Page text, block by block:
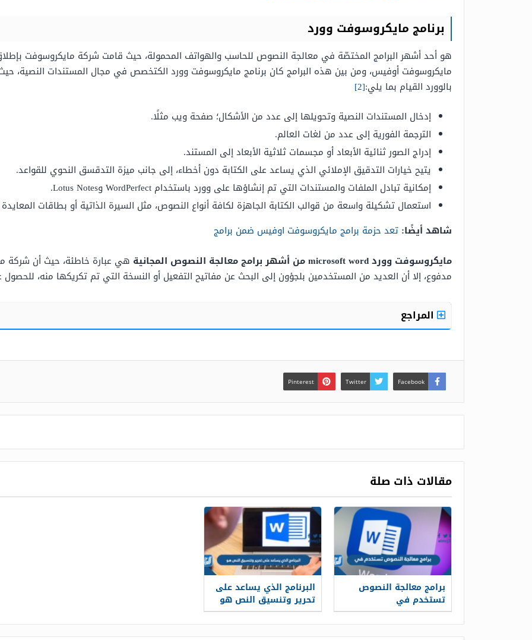
برنامج مايكروسوفت وورد
هو أحد أشهر البرامج المختصّة في معالجة النصوص للحاسب والهواتف المحمولة، حيث قامت شركة مايكروسوفت بإطلاق
مايكروسوفت أوفيس، ومن بين هذه البرامج كان برنامج مايكروسوفت وورد الكتخصص في مجال المستندات النصية،
بالوورد القيام بما يلي:[2]
إدخال المستندات النصية وتحويلها إلى عدد من الأشكال؛ صفحة ويب مثلًا.
الترجمة الفورية إلى عدد من لغات العالم.
إدراج الصور ثنائية الأبعاد أو مجسمات ثلاثية الأبعاد إلى المستند.
يتيح خيارات التدقيق الإملائي الذي يساعد على الكتابة دون أخطاء، إلى جانب ميزة التدقسق النحوي للقواعد.
إمكانية تبادل الملفات والمستندات التي تم إنشاؤها على وورد باستخدام WordPerfect وLotus Notes.
استعمال تشكيلة واسعة من قوالب الكتابة الجاهزة لكافة أنواع النصوص، مثل السيرة الذاتية أو بطاقات
شاهد أيضًا: تعد حزمة برامج مايكروسوفت اوفيس ضمن برامج
مايكروسوفت وورد microsoft word من أشهر برامج معالجة النصوص المجانية
هي عبارة خاطئة، حيث أن شركة
مدفوع، إلا أن العديد من المستخدمين بلجؤون إلى البحث عن مفاتيح التفعيل أو النسخة التي تم تكريكها منه، للحصول
المراجع
Facebook
Twitter
Pinterest
مقالات ذات صلة
برامج معالجة النصوص
تستخدم في
البرنامج الذي يساعد على
تحرير وتنسيق النص هو